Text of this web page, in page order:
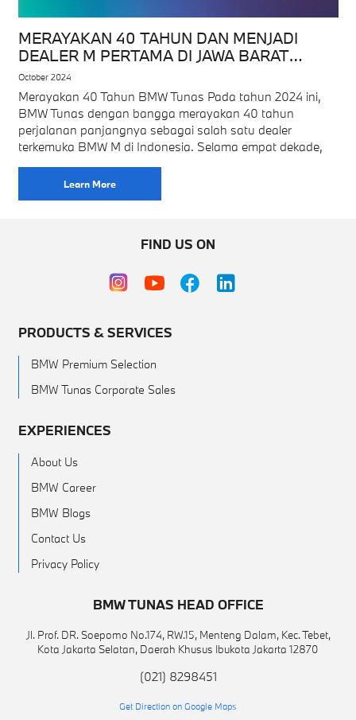
MERAYAKAN 40 TAHUN DAN MENJADI
DEALER M PERTAMA DI JAWA BARAT
DENGAN PELUNCURAN BMW M4 CS DAN
M2 SPECIAL EDITION
October 2024
Merayakan 40 Tahun BMW Tunas Pada tahun 2024 ini,
BMW Tunas dengan bangga merayakan 40 tahun
perjalanan panjangnya sebagai salah satu dealer
terkemuka BMW M di Indonesia. Selama empat dekade,
Learn More
FIND US ON
PRODUCTS & SERVICES
BMW Premium Selection
BMW Tunas Corporate Sales
EXPERIENCES
About Us
BMW Career
BMW Blogs
Contact Us
Privacy Policy
BMW TUNAS HEAD OFFICE
Jl. Prof. DR. Soepomo No.174, RW.15, Menteng Dalam, Kec. Tebet,
Kota Jakarta Selatan, Daerah Khusus Ibukota Jakarta 12870
(021) 8298451
Get Direction on Google Maps